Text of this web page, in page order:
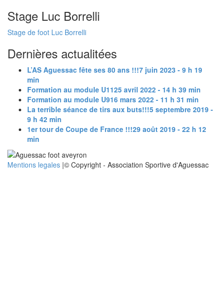
Stage Luc Borrelli
Stage de foot Luc Borrelli
Dernières actualitées
L’AS Aguessac fête ses 80 ans !!!7 juin 2023 - 9 h 19
min
Formation au module U1125 avril 2022 - 14 h 39 min
Formation au module U916 mars 2022 - 11 h 31 min
La terrible séance de tirs aux buts!!!5 septembre 2019 -
9 h 42 min
1er tour de Coupe de France !!!29 août 2019 - 22 h 12
min
Mentions legales |© Copyright - Association Sportive d'Aguessac